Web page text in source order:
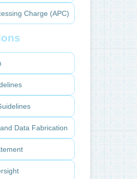
Charge (APC)
Data Fabrication